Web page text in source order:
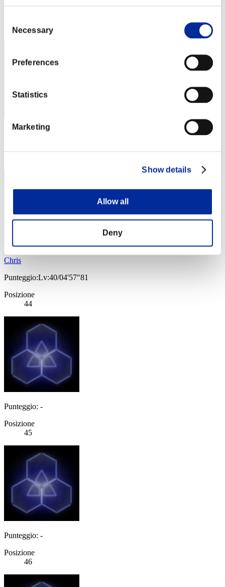
Selection
Necessary
Preferences
Statistics
Marketing
Show details
Allow all
Deny
42
Punteggio: -
Chris
Punteggio:Lv:40/04'57"81
Posizione
44
Punteggio: -
Posizione
45
Punteggio: -
Posizione
46